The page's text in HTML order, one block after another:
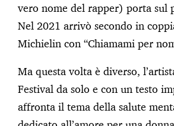
vero nome del rapper) porta sul
Nel 2021 arrivò secondo in
Michielin con “Chiamami per
Ma questa volta è diverso,
Festival da solo e con un testo
affronta il tema della salute